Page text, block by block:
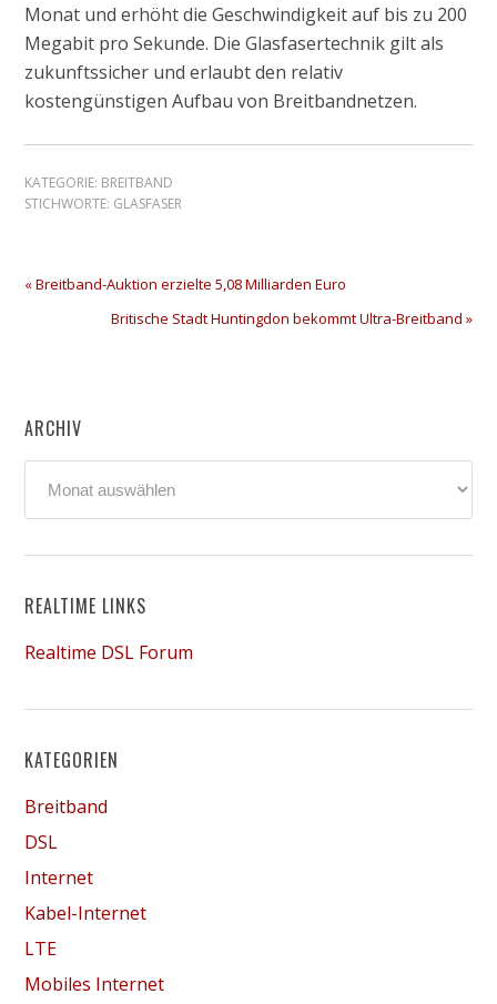
Monat und erhöht die Geschwindigkeit auf bis zu 200
Megabit pro Sekunde. Die Glasfasertechnik gilt als
zukunftssicher und erlaubt den relativ
kostengünstigen Aufbau von Breitbandnetzen.
KATEGORIE: BREITBAND
STICHWORTE: GLASFASER
« Breitband-Auktion erzielte 5,08 Milliarden Euro
Britische Stadt Huntingdon bekommt Ultra-Breitband »
ARCHIV
REALTIME LINKS
Realtime DSL Forum
KATEGORIEN
Breitband
DSL
Internet
Kabel-Internet
LTE
Mobiles Internet